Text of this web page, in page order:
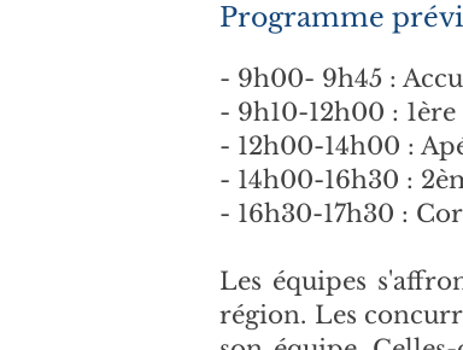
Programme
- 9h00- 9h45 :
- 9h10-12h00 :
- 12h00-14h00 :
- 14h00-16h30 :
- 16h30-17h30 :
Les équipes
région. Les